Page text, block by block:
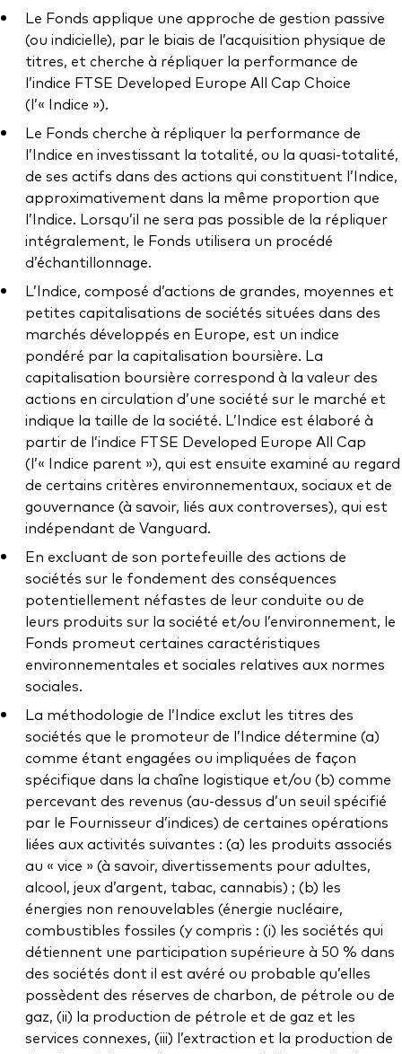
Gérance des placements
Le Fonds applique une approche de gestion passive
(ou indicielle), par le biais de l’acquisition physique de
titres, et cherche à répliquer la performance de
l’indice FTSE Developed Europe All Cap Choice
(l’« Indice »).
Le Fonds cherche à répliquer la performance de
l’Indice en investissant la totalité, ou la quasi-totalité,
de ses actifs dans des actions qui constituent l’Indice,
approximativement dans la même proportion que
l’Indice. Lorsqu’il ne sera pas possible de la répliquer
intégralement, le Fonds utilisera un procédé
d’échantillonnage.
L’Indice, composé d’actions de grandes, moyennes et
petites capitalisations de sociétés situées dans des
marchés développés en Europe, est un indice
pondéré par la capitalisation boursière. La
capitalisation boursière correspond à la valeur des
actions en circulation d’une société sur le marché et
indique la taille de la société. L’Indice est élaboré à
partir de l’indice FTSE Developed Europe All Cap
(l’« Indice parent »), qui est ensuite examiné au regard
de certains critères environnementaux, sociaux et de
gouvernance (à savoir, liés aux controverses), qui est
indépendant de Vanguard.
En excluant de son portefeuille des actions de
sociétés sur le fondement des conséquences
potentiellement néfastes de leur conduite ou de
leurs produits sur la société et/ou l’environnement, le
Fonds promeut certaines caractéristiques
environnementales et sociales relatives aux normes
sociales.
La méthodologie de l’Indice exclut les titres des
sociétés que le promoteur de l’Indice détermine (a)
comme étant engagées ou impliquées de façon
spécifique dans la chaîne logistique et/ou (b) comme
percevant des revenus (au-dessus d’un seuil spécifié
par le Fournisseur d’indices) de certaines opérations
liées aux activités suivantes : (a) les produits associés
au « vice » (à savoir, divertissements pour adultes,
alcool, jeux d’argent, tabac, cannabis) ; (b) les
énergies non renouvelables (énergie nucléaire,
combustibles fossiles (y compris : (i) les sociétés qui
détiennent une participation supérieure à 50 % dans
des sociétés dont il est avéré ou probable qu’elles
possèdent des réserves de charbon, de pétrole ou de
gaz, (ii) la production de pétrole et de gaz et les
services connexes, (iii) l’extraction et la production de